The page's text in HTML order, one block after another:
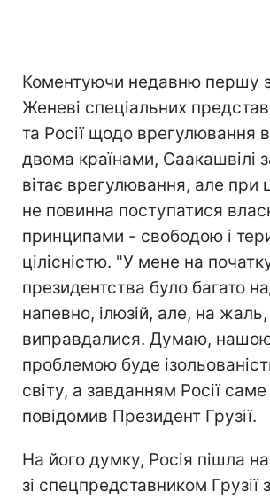
Коментуючи недавню першу
Женеві спеціальних
та Росії щодо врегулювання
двома країнами, Саакашвілі
вітає врегулювання, але при
не повинна поступатися
принципами - свободою і
цілісністю. "У мене на
президентства було багато
напевно, ілюзій, але, на
виправдалися. Думаю,
проблемою буде
світу, а завданням Росії саме
повідомив Президент Грузії.
На його думку, Росія пішла
зі спецпредставником Грузії